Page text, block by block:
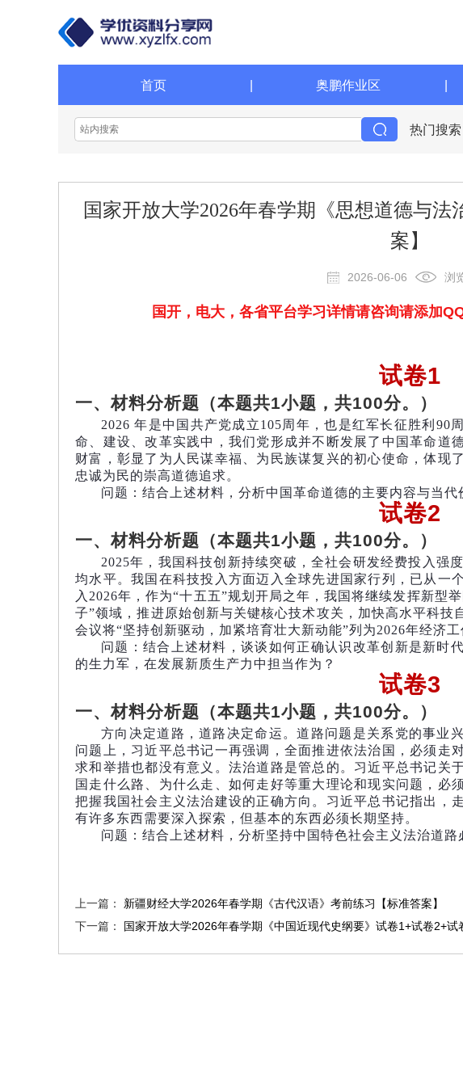
首页 奥鹏作业区
热门搜索
国家开放大学2026年春学期《思想道德与法
案】
2026-06-06 浏
国开，电大，各省平台学习详情请咨询请添加
试卷1
一、材料分析题（本题共1小题，共100分。）
2026年是中国共产党成立105周年，也是红军长征胜利90
命、建设、改革实践中，我们党形成并不断发展了中国革命道
财富，彰显了为人民谋幸福、为民族谋复兴的初心使命，体现
忠诚为民的崇高道德追求。
问题：结合上述材料，分析中国革命道德的主要内容与当代
试卷2
一、材料分析题（本题共1小题，共100分。）
2025年，我国科技创新持续突破，全社会研发经费投入强
均水平。我国在科技投入方面迈入全球先进国家行列，已从一
入2026年，作为“十五五”规划开局之年，我国将继续发挥新型
子”领域，推进原始创新与关键核心技术攻关，加快高水平科
会议将“坚持创新驱动，加紧培育壮大新动能”列为2026年经济工
问题：结合上述材料，谈谈如何正确认识改革创新是新时
的生力军，在发展新质生产力中担当作为？
试卷3
一、材料分析题（本题共1小题，共100分。）
方向决定道路，道路决定命运。道路问题是关系党的事业
问题上，习近平总书记一再强调，全面推进依法治国，必须走
求和举措也都没有意义。法治道路是管总的。习近平总书记关
国走什么路、为什么走、如何走好等重大理论和现实问题，必
把握我国社会主义法治建设的正确方向。习近平总书记指出，
有许多东西需要深入探索，但基本的东西必须长期坚持。
问题：结合上述材料，分析坚持中国特色社会主义法治道路
上一篇： 新疆财经大学2026年春学期《​古代汉语》考前练习【标准答案】
下一篇： 国家开放大学2026年春学期《中国近现代史纲要》试卷1+试卷2+试